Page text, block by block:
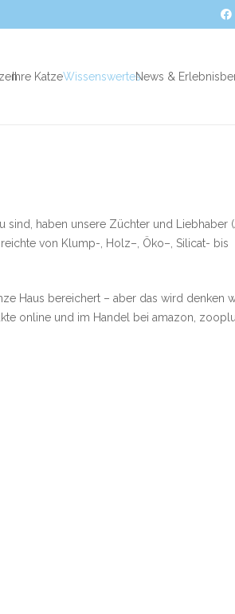
Ihre KatzeWissenswertesNews &
sind, haben unsere Züchter und Liebhaber
von Klump-, Holz–, Öko–, Silicat- bis
Haus bereichert – aber das wird denken
online und im Handel bei amazon,